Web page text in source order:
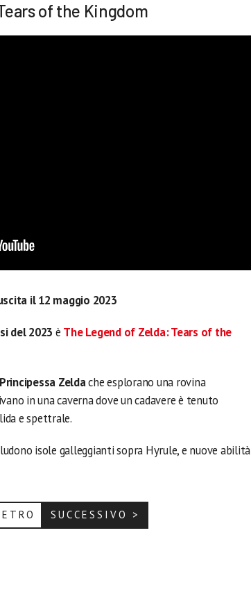
of the Kingdom
il 12 maggio 2023
del 2023 è The Legend of Zelda: Tears of the
Principessa Zeldache esplorano una rovina
in una caverna dove un cadavere è tenuto
e spettrale.
isole galleggianti sopra Hyrule, e nuove abilità
SUCCESSIVO >